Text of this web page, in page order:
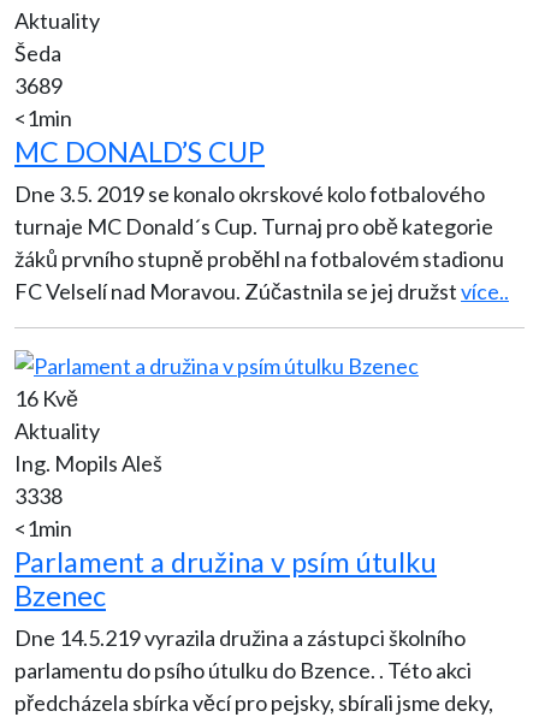
Aktuality
Šeda
3689
<1min
MC DONALD’S CUP
Dne 3.5. 2019 se konalo okrskové kolo fotbalového
turnaje MC Donald´s Cup. Turnaj pro obě kategorie
žáků prvního stupně proběhl na fotbalovém stadionu
FC Velselí nad Moravou. Zúčastnila se jej družstvíce..
16 Kvě
Aktuality
Ing. Mopils Aleš
3338
<1min
Parlament a družina v psím útulku
Bzenec
Dne 14.5.219 vyrazila družina a zástupci školního
parlamentu do psího útulku do Bzence. . Této akci
předcházela sbírka věcí pro pejsky, sbírali jsme deky,